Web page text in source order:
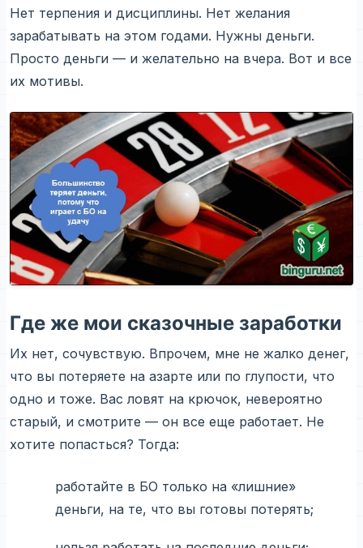
Нет терпения и дисциплины. Нет желания
зарабатывать на этом годами. Нужны деньги.
Просто деньги — и желательно на вчера. Вот и все
их мотивы.
Где же мои сказочные заработки
Их нет, сочувствую. Впрочем, мне не жалко денег,
что вы потеряете на азарте или по глупости, что
одно и тоже. Вас ловят на крючок, невероятно
старый, и смотрите — он все еще работает. Не
хотите попасться? Тогда:
работайте в БО только на «лишние»
деньги, на те, что вы готовы потерять;